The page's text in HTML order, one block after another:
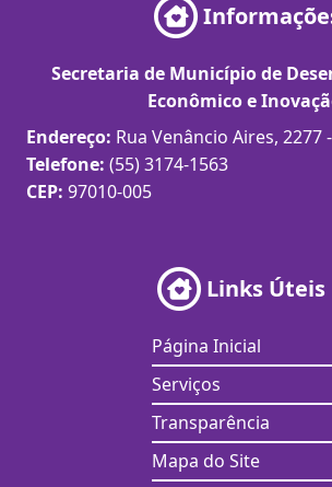
Secretaria de Município de
Econômico e
Endereço: Rua Venâncio Aires, 2277
Telefone: (55) 3174-1563
CEP: 97010-005
Links Úteis
Página Inicial
Serviços
Transparência
Mapa do Site